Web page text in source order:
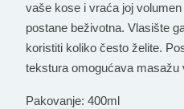
vaše kose i vraća joj volumen
postane beživotna. Vlasište
koristiti koliko često želite.
tekstura omogućava masažu
Pakovanje: 400ml